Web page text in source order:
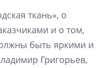
ткань», о
и о том,
быть яркими и
Григорьев,